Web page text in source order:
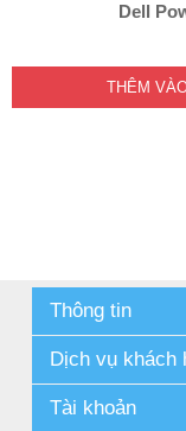
Dell
Thông tin
Dịch vụ khách
Tài khoản